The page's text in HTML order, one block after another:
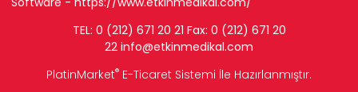
TEL: 0 (212) 671 20 21 Fax: 0 (212) 671 20
22 info@etkinmedikal.com
PlatinMarket® E-Ticaret Sistemi İle Hazırlanmıştır.